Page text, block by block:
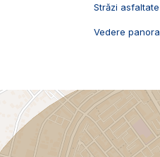
Străzi asfaltate
Vedere